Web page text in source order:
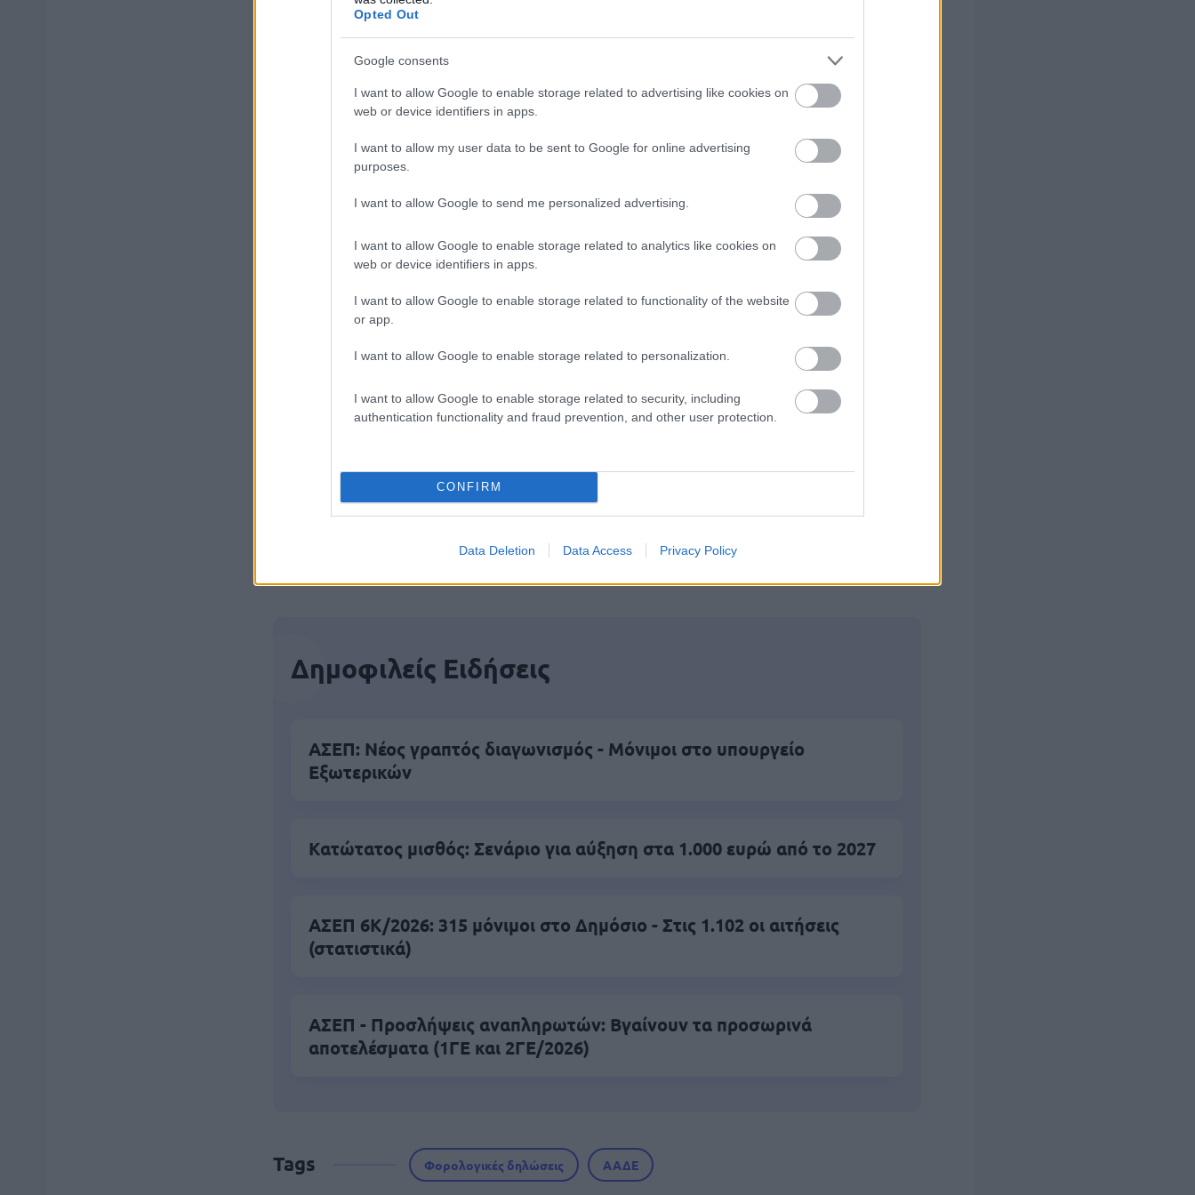
Opted Out
Google consents
I want to allow Google to enable storage related to advertising like cookies on
web or device identifiers in apps.
I want to allow my user data to be sent to Google for online advertising
purposes.
I want to allow Google to send me personalized advertising.
I want to allow Google to enable storage related to analytics like cookies on
web or device identifiers in apps.
I want to allow Google to enable storage related to functionality of the website
or app.
I want to allow Google to enable storage related to personalization.
I want to allow Google to enable storage related to security, including
authentication functionality and fraud prevention, and other user protection.
CONFIRM
Data Deletion Data Access Privacy Policy
Το επόμενο 48ωρο θα κρίνει τις εξελίξεις
απόφαση μπορεί να επανεκτιμηθεί τις επόμενες ώρες, ανάλογα με τον ρυθμό υποβολών
ΑΣΕΠ: Πιστοποίηση Αγγλικών σε μόνο 2 ημέρες στα χέρια σας
ΑΣΕΠ: Εξ αποστάσεως η πιο Εύκολη Πιστοποίηση Υπολογιστών σε 2
μέρες
Βάλε το proson.gr στα αποτελέσματα αναζήτησης της Google
Δημοφιλείς Ειδήσεις
ΑΣΕΠ: Νέος γραπτός διαγωνισμός - Μόνιμοι στο υπουργείο
Εξωτερικών
Κατώτατος μισθός: Σενάριο για αύξηση στα 1.000 ευρώ από το 2027
ΑΣΕΠ 6Κ/2026: 315 μόνιμοι στο Δημόσιο - Στις 1.102 οι αιτήσεις
(στατιστικά)
ΑΣΕΠ - Προσλήψεις αναπληρωτών: Βγαίνουν τα προσωρινά
αποτελέσματα (1ΓΕ και 2ΓΕ/2026)
Tags Φορολογικές δηλώσεις ΑΑΔΕ